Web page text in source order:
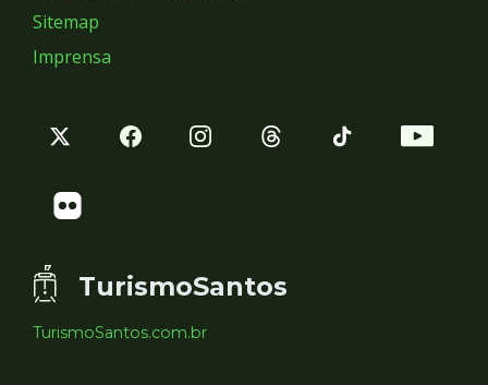
Sitemap
Imprensa
TurismoSantos
TurismoSantos.com.br